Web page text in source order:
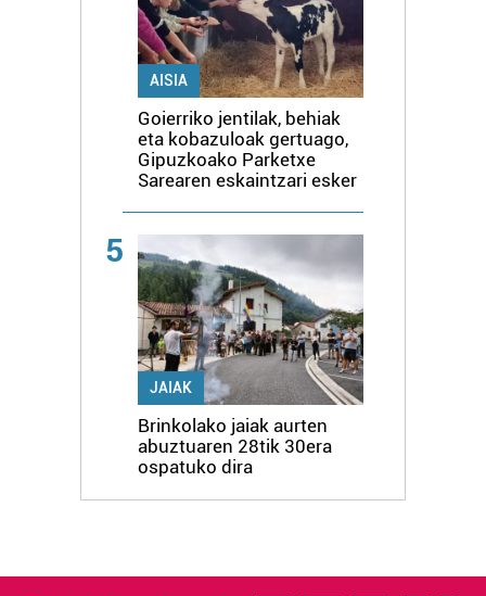
AISIA
Goierriko jentilak, behiak
eta kobazuloak gertuago,
Gipuzkoako Parketxe
Sarearen eskaintzari esker
5
JAIAK
Brinkolako jaiak aurten
abuztuaren 28tik 30era
ospatuko dira